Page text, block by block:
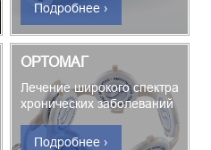
Подробнее ›
ОРТОМАГ
Лечение широкого спектра
хронических заболеваний
Подробнее ›